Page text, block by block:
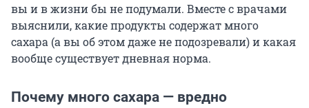
вы и в жизни бы не подумали. Вместе с врачами
выяснили, какие продукты содержат много
сахара (а вы об этом даже не подозревали) и какая
вообще существует дневная норма.
Почему много сахара — вредно